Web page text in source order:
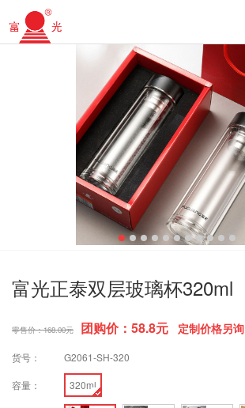
富光正泰双层玻璃杯320ml
零售价：168.00元 团购价：58.8元 定制价格另询
货号： G2061-SH-320
容量： 320ml